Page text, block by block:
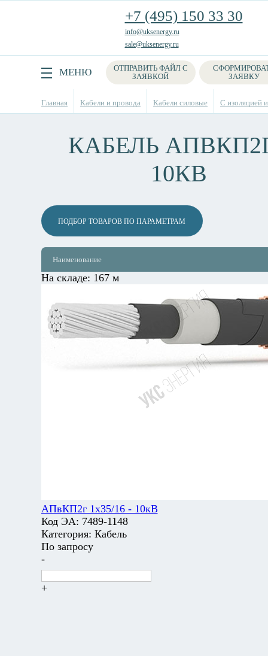
+7 (495) 150 33 30
info@uksenergy.ru
sale@uksenergy.ru
МЕНЮ
ОТПРАВИТЬ ФАЙЛ С
ЗАЯВКОЙ
ЗАЯВКУ
Поиск
Главная Кабели и провода Кабели силовые С изоляцией
КАБЕЛЬ
10КВ
ПОДБОР ТОВАРОВ ПО ПАРАМЕТРАМ
Наименование
На складе: 167 м
АПвКП2г 1х35/16 - 10кВ
Код ЭА: 7489-1148
Категория: Кабель
По запросу
-
+